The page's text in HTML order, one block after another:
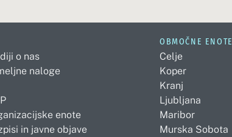
o nas
naloge
enote
in javne objave
OBMOČNE ENOTE
Celje
Koper
Kranj
Ljubljana
Maribor
Murska Sobota